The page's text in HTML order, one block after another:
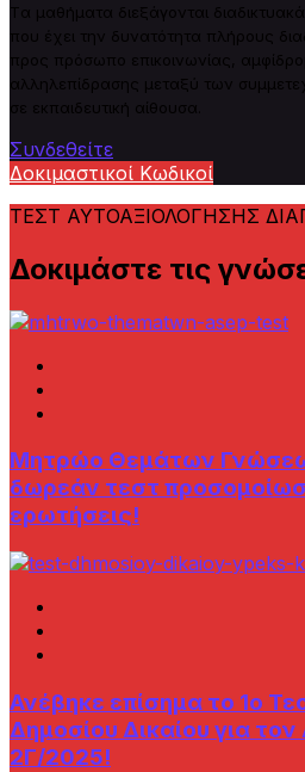
Tα μαθήματα διεξάγονται
που έχει την δυνατότητα πλήρους δ
προς πρόσωπο επικοινωνίας,
αλληλεπίδρασης μεταξύ των
σε εκπαιδευτική αίθουσα.
Συνδεθείτε
Δοκιμαστικοί Κωδικοί
ΤΕΣΤ ΑΥΤΟΑΞΙΟΛΟΓΗΣΗΣ
Δοκιμάστε τις
Μητρώο Θεμάτων
δωρεάν τεστ
ερωτήσεις!
Ανέβηκε επίσημα το 1ο
Δημοσίου Δικαίου για
2Γ/2025!